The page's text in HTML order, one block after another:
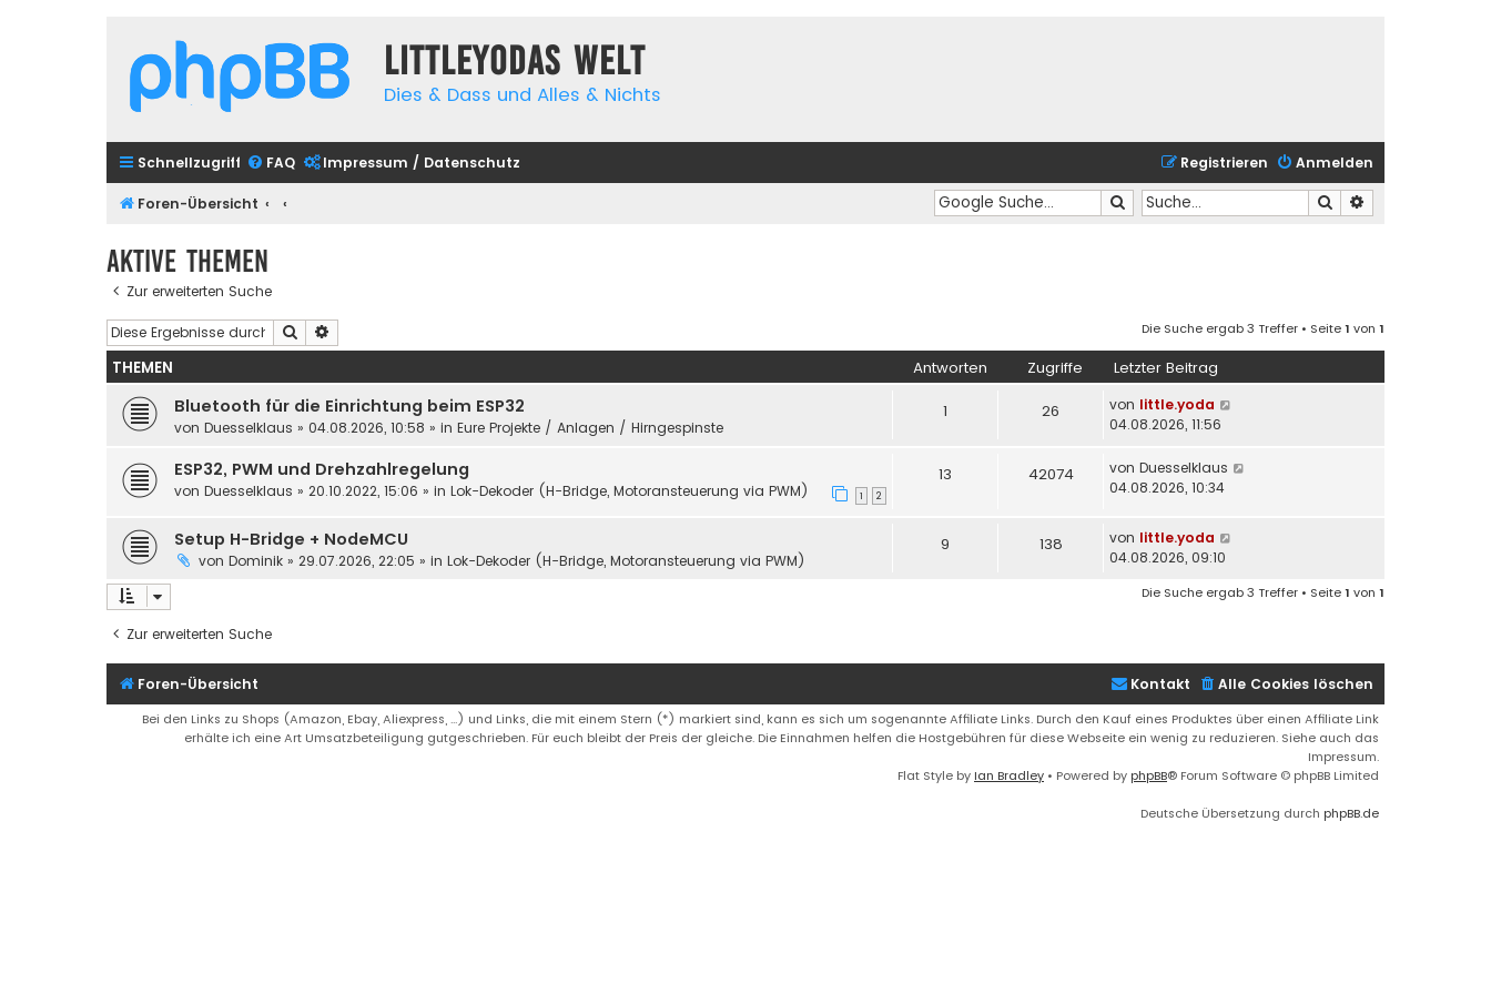
Littleyodas Welt
Dies & Dass und Alles & Nichts
Schnellzugriff FAQ Impressum / Datenschutz Anmelden
Registrieren
Foren-Übersicht Suche
Suche
Aktive Themen
Zur erweiterten Suche
Suche Die Suche ergab 3 Treffer • Seite1 von 1
THEMEN Antworten Zugriffe Letzter Beitrag
Bluetooth für die Einrichtung beim ESP32
von Duesselklaus » 04.08.2026, 10:58 » in Eure Projekte / Anlagen / Hirngespinste
1 26 von little.yoda
04.08.2026, 11:56
ESP32, PWM und Drehzahlregelung
von Duesselklaus » 20.10.2022, 15:06 » in Lok-Dekoder (H-Bridge, Motoransteuerung via PWM) 1 2
13 42074 von Duesselklaus
04.08.2026, 10:34
Setup H-Bridge + NodeMCU
von Dominik » 29.07.2026, 22:05 » in Lok-Dekoder (H-Bridge, Motoransteuerung via PWM)
9 138 von little.yoda
04.08.2026, 09:10
Die Suche ergab 3 Treffer • Seite1 von 1
Zur erweiterten Suche
Foren-Übersicht Alle Cookies löschen
Kontakt
Bei den Links zu Shops (Amazon, Ebay, Aliexpress, ...) und Links, die mit einem Stern (*) markiert sind, kann es sich um sogenannte Affiliate Links. Durch den Kauf eines Produktes über einen Affiliate Link
erhälte ich eine Art Umsatzbeteiligung gutgeschrieben. Für euch bleibt der Preis der gleiche. Die Einnahmen helfen die Hostgebühren für diese Webseite ein wenig zu reduzieren. Siehe auch das
Impressum.
Flat Style by Ian Bradley • Powered by phpBB® Forum Software © phpBB Limited
Deutsche Übersetzung durch phpBB.de